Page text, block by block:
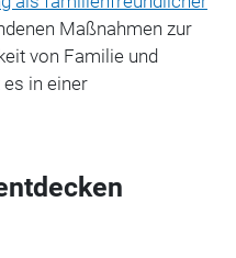
Maßnahmen zur
von Familie und
in einer